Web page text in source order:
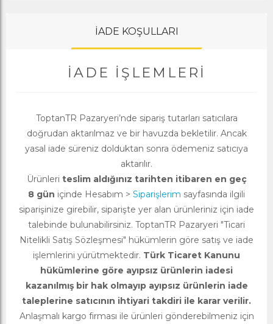
İADE KOŞULLARI
İADE İŞLEMLERI
ToptanTR Pazaryeri’nde sipariş tutarları satıcılara
doğrudan aktarılmaz ve bir havuzda bekletilir. Ancak
yasal iade süreniz dolduktan sonra ödemeniz satıcıya
aktarılır.
Ürünleri teslim aldığınız tarihten itibaren en geç
8 gün içinde Hesabım > Siparişlerim sayfasında ilgili
siparişinize girebilir, siparişte yer alan ürünleriniz için iade
talebinde bulunabilirsiniz. ToptanTR Pazaryeri "Ticari
Nitelikli Satış Sözleşmesi" hükümlerin göre satış ve iade
işlemlerini yürütmektedir. Türk Ticaret Kanunu
hükümlerine göre ayıpsız ürünlerin iadesi
kazanılmış bir hak olmayıp ayıpsız ürünlerin iade
taleplerine satıcının ihtiyari takdiri ile karar verilir.
Anlaşmalı kargo firması ile ürünleri gönderebilmeniz için